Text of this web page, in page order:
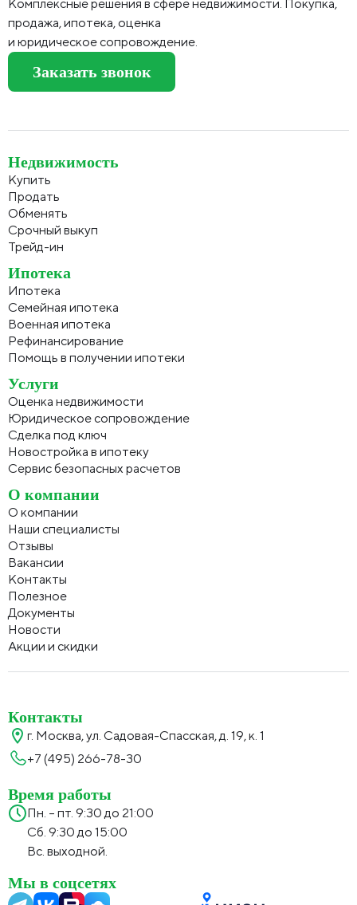
Комплексные решения в сфере недвижимости. Покупка,
продажа, ипотека, оценка
и юридическое сопровождение.
Заказать звонок
Недвижимость
Купить
Продать
Обменять
Срочный выкуп
Трейд-ин
Ипотека
Ипотека
Семейная ипотека
Военная ипотека
Рефинансирование
Помощь в получении ипотеки
Услуги
Оценка недвижимости
Юридическое сопровождение
Сделка под ключ
Новостройка в ипотеку
Сервис безопасных расчетов
О компании
О компании
Наши специалисты
Отзывы
Вакансии
Контакты
Полезное
Документы
Новости
Акции и скидки
Контакты
г. Москва, ул. Садовая-Спасская, д. 19, к. 1
+7 (495) 266-78-30
Время работы
Пн. – пт. 9:30 до 21:00
Сб. 9:30 до 15:00
Вс. выходной.
Мы в соцсетях